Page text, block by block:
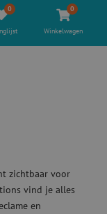
0 0
Winkelwagen
zichtbaar voor
vind je alles
en